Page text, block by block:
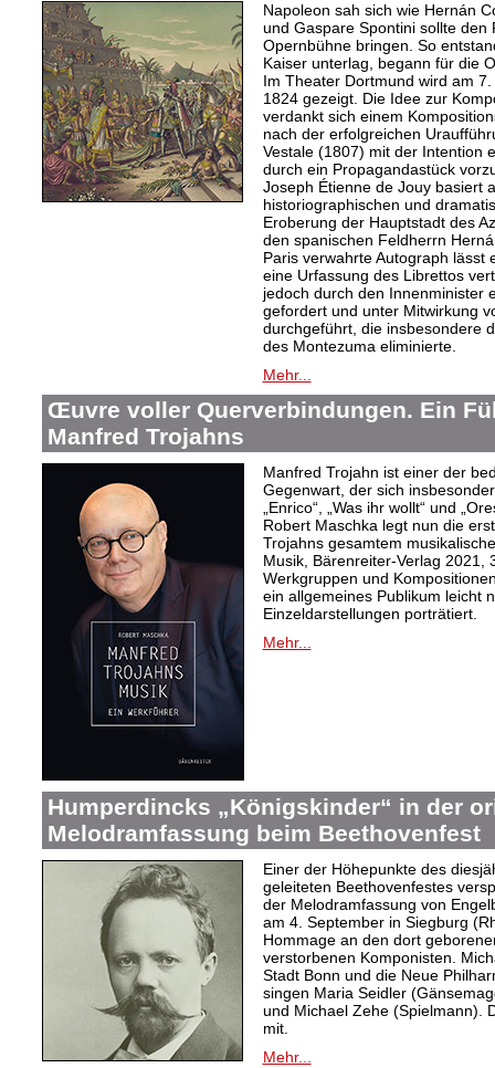
Napoleon sah sich wie Hernán
und Gaspare Spontini sollte den
Opernbühne bringen. So
Kaiser unterlag, begann für die
Im Theater Dortmund wird am
1824 gezeigt. Die Idee zur
verdankt sich einem
nach der erfolgreichen
Vestale (1807) mit der Intention
durch ein Propagandastück
Joseph Étienne de Jouy basiert
historiographischen und
Eroberung der Hauptstadt des
den spanischen Feldherrn
Paris verwahrte Autograph lässt
eine Urfassung des Librettos
jedoch durch den Innenminister
gefordert und unter Mitwirkung
durchgeführt, die insbesondere
des Montezuma eliminierte.
Mehr...
Œuvre voller Querverbindungen. Ein
Manfred Trojahns
Manfred Trojahn ist einer der
Gegenwart, der sich
„Enrico“, „Was ihr wollt“ und
Robert Maschka legt nun die
Trojahns gesamtem
Musik, Bärenreiter-Verlag 2021,
Werkgruppen und
ein allgemeines Publikum leicht
Einzeldarstellungen porträtiert.
Mehr...
Humperdincks „Königskinder“ in der
Melodramfassung beim Beethovenfest
Einer der Höhepunkte des
geleiteten Beethovenfestes
der Melodramfassung von
am 4. September in Siegburg
Hommage an den dort
verstorbenen Komponisten.
Stadt Bonn und die Neue
singen Maria Seidler
und Michael Zehe (Spielmann).
mit.
Mehr...